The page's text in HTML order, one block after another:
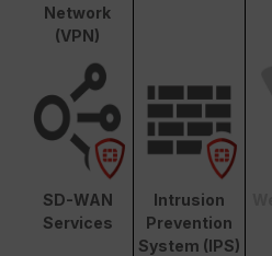
Network
(VPN)
SD-WAN
Services
Intrusion
Prevention
System (IPS)